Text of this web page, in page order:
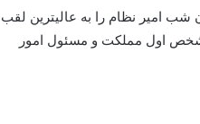
و در همان شب امیر نظام را به عالیترین لقب
شخص اول مملکت و مسئول امور